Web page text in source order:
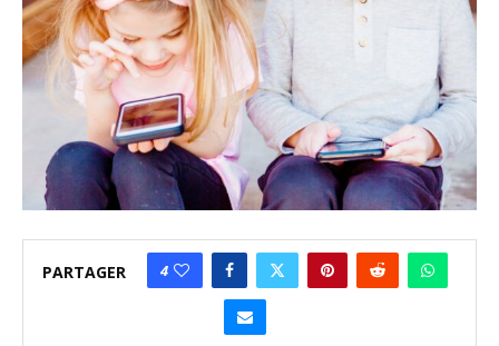
PARTAGER 4